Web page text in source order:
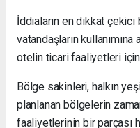
İddiaların en dikkat
vatandaşların kullanımına
otelin ticari faaliyetleri için
Bölge sakinleri, halkın
planlanan bölgelerin
faaliyetlerinin bir parçası